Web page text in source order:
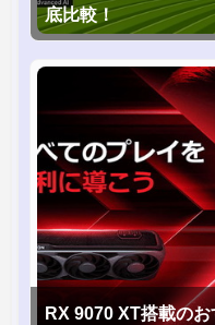
底比較！
RX 9070 XT搭載の